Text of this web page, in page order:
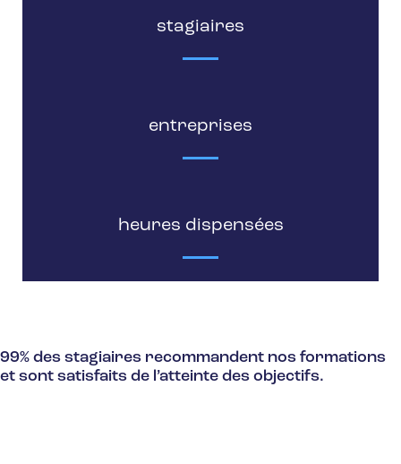
stagiaires
entreprises
heures dispensées
99% des stagiaires recommandent nos formations
et sont satisfaits de l’atteinte des objectifs.